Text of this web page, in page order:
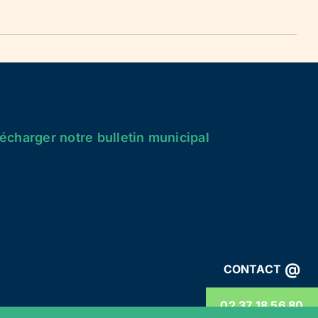
CONTACT @
02 37 18 56 80
notre bulletin municipal